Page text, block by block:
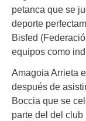
petanca que se
deporte
Bisfed
equipos como
Amagoia Arrieta
después de
Boccia que se
parte del del